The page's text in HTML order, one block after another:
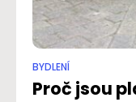
BYDLENÍ
Proč jsou